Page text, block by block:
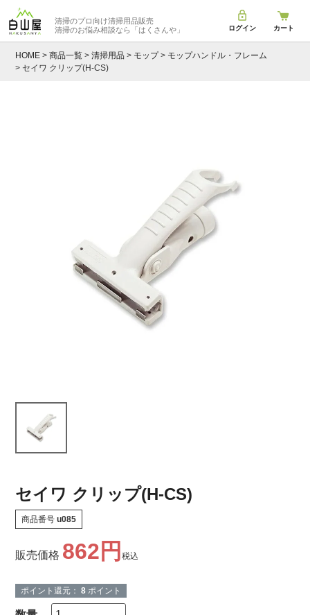
清掃のプロ向け清掃用品販売
清掃のお悩み相談なら 「はくさんや」 ログイン カート
HOME 商品一覧 清掃用品 モップ
モップハンドル・フレーム
セイワ クリップ(H-CS)
セイワ クリップ(H-CS)
商品番号 u085
販売価格 862 税込
ポイント還元： 8 ポイント